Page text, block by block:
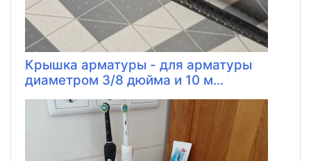
Крышка арматуры - для арматуры
диаметром 3/8 дюйма и 10 м...